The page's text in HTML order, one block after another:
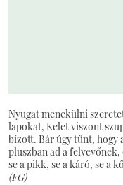
Nyugat menekülni
lapokat, Kelet viszont
bízott. Bár úgy tűnt, hogy
pluszban ad a
se a pikk, se a káró, se a
(FG)